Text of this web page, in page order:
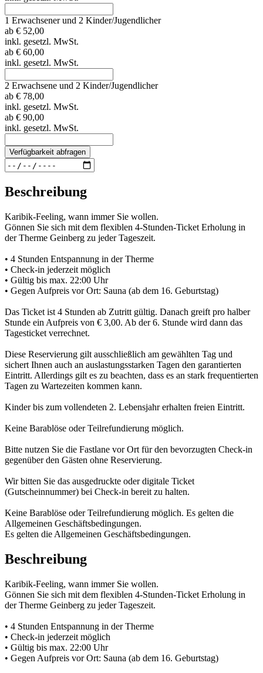
1 Erwachsener und 2 Kinder/Jugendlicher
ab € 52,00
inkl. gesetzl. MwSt.
ab € 60,00
inkl. gesetzl. MwSt.
2 Erwachsene und 2 Kinder/Jugendlicher
ab € 78,00
inkl. gesetzl. MwSt.
ab € 90,00
inkl. gesetzl. MwSt.
Verfügbarkeit abfragen
Beschreibung
Karibik-Feeling, wann immer Sie wollen.
Gönnen Sie sich mit dem flexiblen 4-Stunden-Ticket Erholung in
der Therme Geinberg zu jeder Tageszeit.
• 4 Stunden Entspannung in der Therme
• Check-in jederzeit möglich
• Gültig bis max. 22:00 Uhr
• Gegen Aufpreis vor Ort: Sauna (ab dem 16. Geburtstag)
Das Ticket ist 4 Stunden ab Zutritt gültig. Danach greift pro halber
Stunde ein Aufpreis von € 3,00. Ab der 6. Stunde wird dann das
Tagesticket verrechnet.
Diese Reservierung gilt ausschließlich am gewählten Tag und
sichert Ihnen auch an auslastungsstarken Tagen den garantierten
Eintritt. Allerdings gilt es zu beachten, dass es an stark frequentierten
Tagen zu Wartezeiten kommen kann.
Kinder bis zum vollendeten 2. Lebensjahr erhalten freien Eintritt.
Keine Barablöse oder Teilrefundierung möglich.
Bitte nutzen Sie die Fastlane vor Ort für den bevorzugten Check-in
gegenüber den Gästen ohne Reservierung.
Wir bitten Sie das ausgedruckte oder digitale Ticket
(Gutscheinnummer) bei Check-in bereit zu halten.
Keine Barablöse oder Teilrefundierung möglich. Es gelten die
Allgemeinen Geschäftsbedingungen.
Es gelten die Allgemeinen Geschäftsbedingungen.
Beschreibung
Karibik-Feeling, wann immer Sie wollen.
Gönnen Sie sich mit dem flexiblen 4-Stunden-Ticket Erholung in
der Therme Geinberg zu jeder Tageszeit.
• 4 Stunden Entspannung in der Therme
• Check-in jederzeit möglich
• Gültig bis max. 22:00 Uhr
• Gegen Aufpreis vor Ort: Sauna (ab dem 16. Geburtstag)